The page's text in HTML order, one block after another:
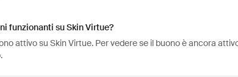
funzionanti su Skin Virtue?
attivo su Skin Virtue. Per vedere se il buono è ancora